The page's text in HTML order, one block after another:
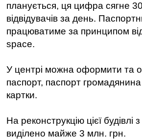
планується, ця цифра сягне
відвідувачів за день.
працюватиме за принципом
space.
У центрі можна оформити та
паспорт, паспорт
картки.
На реконструкцію цієї
виділено майже 3 млн. грн.